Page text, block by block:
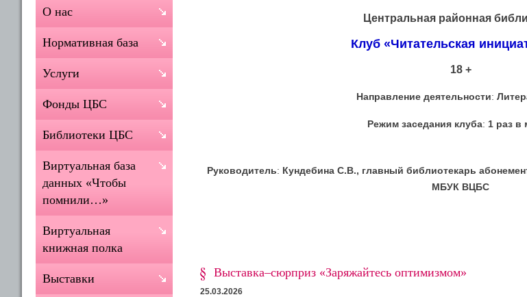
Центральная районная
Клуб «Читательская
18 +
Направление деятельности:
Режим заседания клуба: 1 раз в
Руководитель: Кундебина С.В., главный библиотекарь
МБУК ВЦБС
Выставка–сюрприз «Заряжайтесь оптимизмом»
25.03.2026
О нас
Нормативная база
Услуги
Фонды ЦБС
Библиотеки ЦБС
Виртуальная база
данных «Чтобы
помнили…»
Виртуальная
книжная полка
Выставки